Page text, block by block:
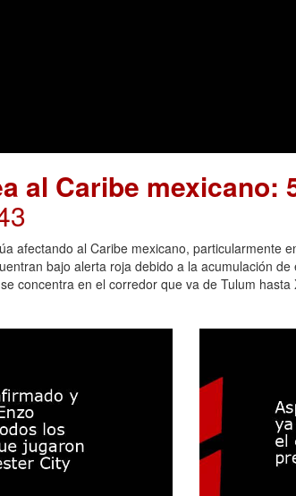
al Caribe mexicano:
afectando al Caribe mexicano, particularmente
bajo alerta roja debido a la acumulación
concentra en el corredor que va de Tulum